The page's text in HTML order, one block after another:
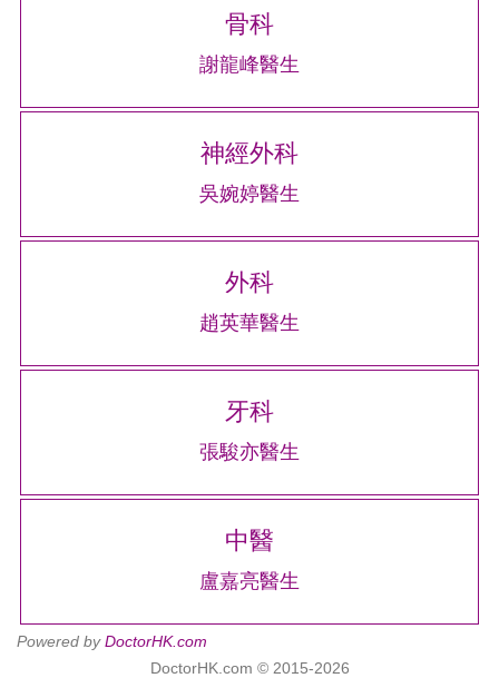
骨科
謝龍峰醫生
神經外科
吳婉婷醫生
外科
趙英華醫生
牙科
張駿亦醫生
中醫
盧嘉亮醫生
Powered byDoctorHK.com
DoctorHK.com © 2015-2026